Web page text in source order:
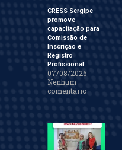
CRESS Sergipe
promove
capacitação para
Comissão de
Inscrição e
Registro
Profissional
07/08/2026
Nenhum
comentário